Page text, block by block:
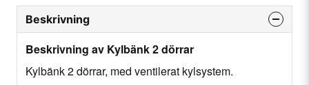
Beskrivning
Beskrivning av Kylbänk 2 dörrar
Kylbänk 2 dörrar, med ventilerat kylsystem.